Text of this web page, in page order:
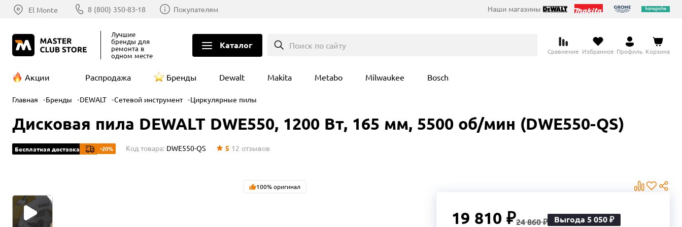
El Monte 8 (800) 350-83-18 Покупателям Наши магазины
Лучшие
бренды для
ремонта в
одном месте
Каталог Поиск по сайту
Сравнение Избранное Профиль Корзина
Акции Распродажа Бренды Dewalt Makita Metabo Milwaukee Bosch
Главная Бренды DEWALT Сетевой инструмент Циркулярные пилы
Дисковая пила DEWALT DWE550, 1200 Вт, 165 мм, 5500 об/мин (DWE550-QS)
Бесплатная доставка -20% Код товара: DWE550-QS 5 12 отзывов
100% оригинал
19 810 ₽24 860 ₽ Выгода 5 050 ₽